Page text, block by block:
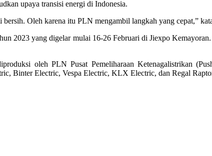
upaya transisi energi di Indonesia.
Oleh karena itu PLN mengambil langkah yang cepat,”
2023 yang digelar mulai 16-26 Februari di Jiexpo
oleh PLN Pusat Pemeliharaan Ketenagalistrikan
Binter Electric, Vespa Electric, KLX Electric, dan Regal